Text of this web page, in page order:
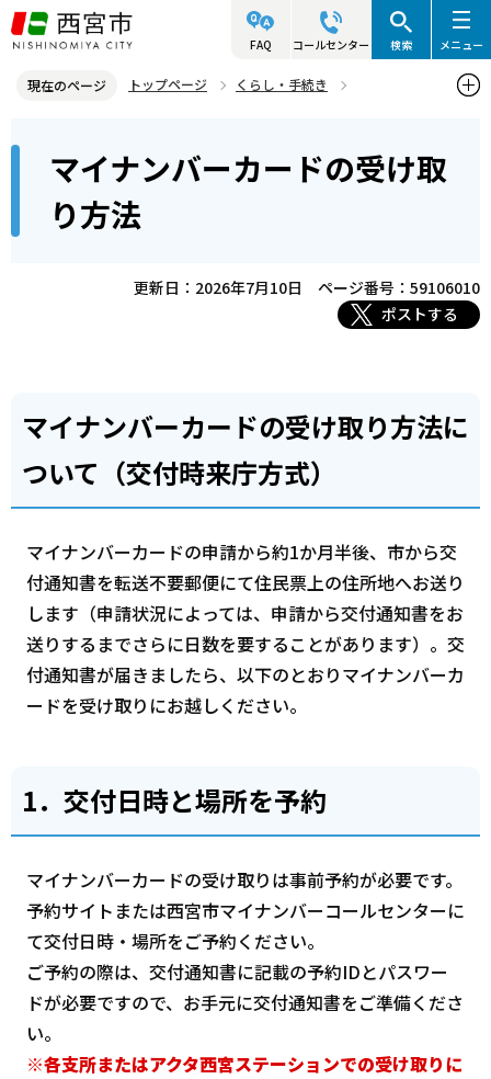
こ
の
ジ
頭
FAQ コールセンター 検索 メニュー
現在のページ トップページ
くらし・手続き
マイナンバーカードの受け取り方法
マイナンバーカードの受け取
り方法
更新日：2026年7月10日
ページ番号：59106010
ポストする
マイナンバーカードの受け取り方法に
ついて（交付時来庁方式）
マイナンバーカードの申請から約1か月半後、市から交
付通知書を転送不要郵便にて住民票上の住所地へお送り
します（申請状況によっては、申請から交付通知書をお
送りするまでさらに日数を要することがあります）。交
付通知書が届きましたら、以下のとおりマイナンバーカ
ードを受け取りにお越しください。
1．交付日時と場所を予約
マイナンバーカードの受け取りは事前予約が必要です。
予約サイトまたは西宮市マイナンバーコールセンターに
て交付日時・場所をご予約ください。
ご予約の際は、交付通知書に記載の予約IDとパスワー
ドが必要ですので、お手元に交付通知書をご準備くださ
い。
※各支所またはアクタ西宮ステーションでの受け取りに